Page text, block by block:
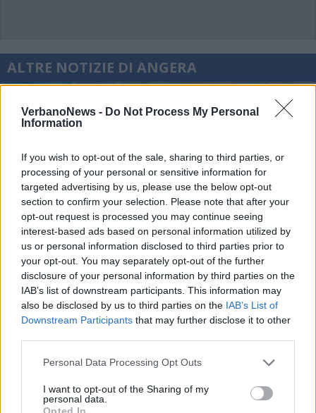
VerbanoNews - Do Not Process My Personal
Information
If you wish to opt-out of the sale, sharing to third parties, or
processing of your personal or sensitive information for
targeted advertising by us, please use the below opt-out
section to confirm your selection. Please note that after your
opt-out request is processed you may continue seeing
interest-based ads based on personal information utilized by
us or personal information disclosed to third parties prior to
your opt-out. You may separately opt-out of the further
disclosure of your personal information by third parties on the
IAB’s list of downstream participants. This information may
also be disclosed by us to third parties on the IAB’s List of
Downstream Participants that may further disclose it to other
Personal Data Processing Opt Outs
I want to opt-out of the Sharing of my
personal data.
Opted In
ALTRE NOTIZIE DI ANGERA
ANGERA
Sversamento di carburante nel lago
indagini in corso